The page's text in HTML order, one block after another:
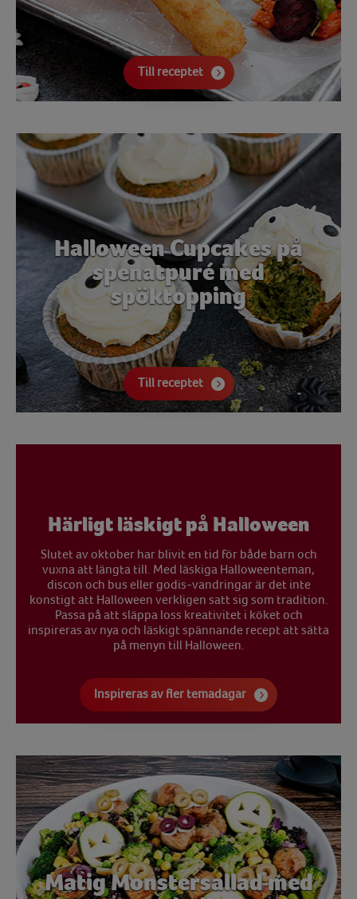
Härligt läskigt på Halloween
Slutet av oktober har blivit en tid för både barn och
vuxna att längta till. Med läskiga Halloweenteman,
discon och bus eller godis-vandringar är det inte
konstigt att Halloween verkligen satt sig som tradition.
Passa på att släppa loss kreativitet i köket och
inspireras av nya och läskigt spännande recept att sätta
på menyn till Halloween.
Inspireras av fler temadagar
Matig Monstersallad med
Till receptet
Halloween Cupcakes på
spenatpuré med
spöktopping
Till receptet